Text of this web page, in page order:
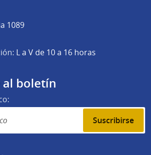
1089
L a V de 10 a 16 horas
al boletín
Suscribirse